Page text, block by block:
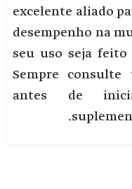
excelente aliado
desempenho na
seu uso seja
Sempre
antes de